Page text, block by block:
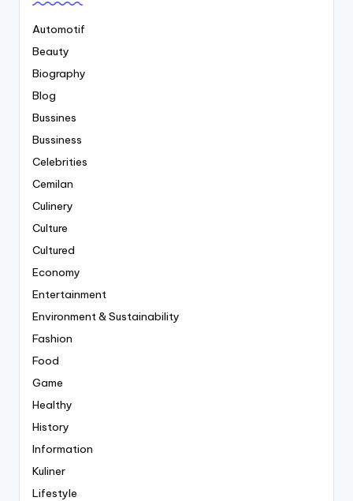
Automotif
Beauty
Biography
Blog
Bussines
Bussiness
Celebrities
Cemilan
Culinery
Culture
Cultured
Economy
Entertainment
Environment & Sustainability
Fashion
Food
Game
Healthy
History
Information
Kuliner
Lifestyle